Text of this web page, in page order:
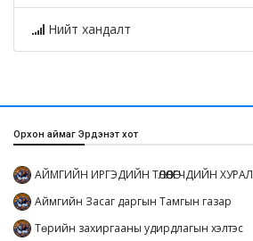
Нийт хандалт
Орхон аймаг Эрдэнэт хот
АЙМГИЙН ИРГЭДИЙН ТӨЛӨӨЛӨГЧДИЙН ХУРАЛ
Аймгийн Засаг даргын Тамгын газар
Төрийн захиргааны удирдлагын хэлтэс